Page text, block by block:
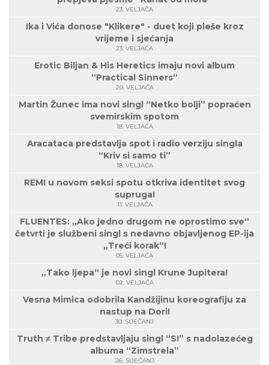
23. VELJAČA
Ika i Vića donose "Klikere" - duet koji pleše kroz
vrijeme i sjećanja
23. VELJAČA
Erotic Biljan & His Heretics imaju novi album
“Practical Sinners“
20. VELJAČA
Martin Žunec ima novi singl “Netko bolji” popraćen
svemirskim spotom
18. VELJAČA
Aracataca predstavlja spot i radio verziju singla
“Kriv si samo ti”
18. VELJAČA
REMI u novom seksi spotu otkriva identitet svog
supruga!
11. VELJAČA
FLUENTES: „Ako jedno drugom ne oprostimo sve“
četvrti je službeni singl s nedavno objavljenog EP-ija
„Treći korak“!
05. VELJAČA
„Tako ljepa“ je novi singl Krune Jupitera!
02. VELJAČA
Vesna Mimica odobrila Kandžijinu koreografiju za
nastup na Dori!
30. SIJEČANJ
Truth ≠ Tribe predstavljaju singl “S!” s nadolazećeg
albuma “Zimstrela”
26. SIJEČANJ